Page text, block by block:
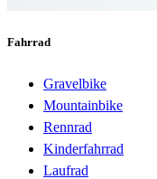
Fahrrad
Gravelbike
Mountainbike
Rennrad
Kinderfahrrad
Laufrad